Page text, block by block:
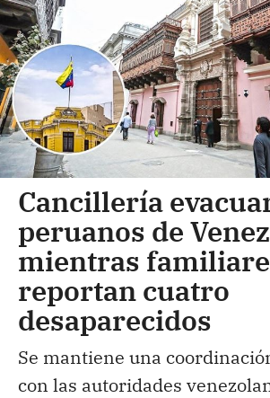
Cancillería
peruanos de
mientras
reportan cuatro
desaparecidos
Se mantiene una
con las autoridades